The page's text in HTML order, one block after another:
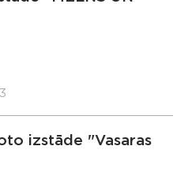
izstāde "Vasaras